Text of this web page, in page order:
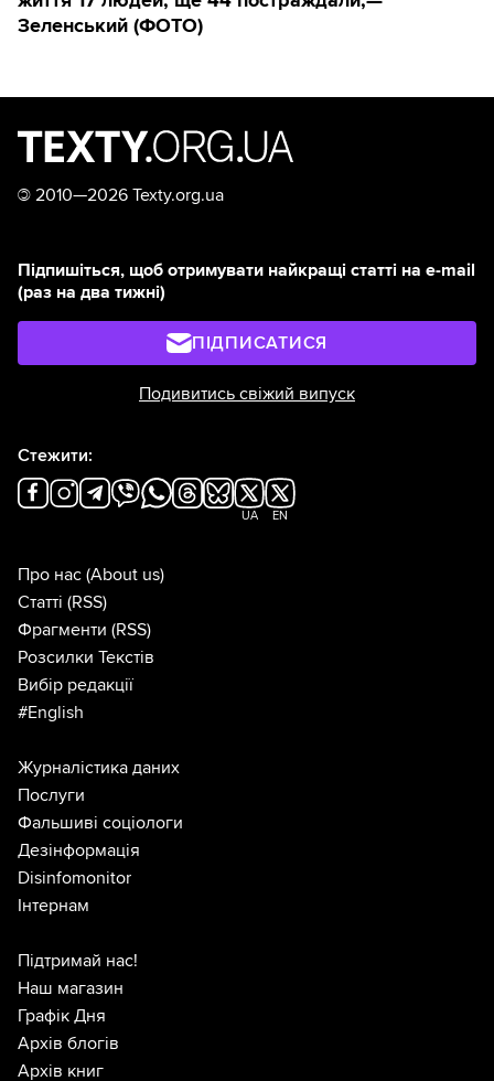
Зеленський (ФОТО)
© 2010—2026 Texty.org.ua
Підпишіться, щоб отримувати найкращі статті на e-mail
(раз на два тижні)
ПІДПИСАТИСЯ
Подивитись свіжий випуск
Стежити:
UA EN
Про нас (About us)
Статті (RSS)
Фрагменти (RSS)
Розсилки Текстів
Вибір редакції
#English
Журналістика даних
Послуги
Фальшиві соціологи
Дезінформація
Disinfomonitor
Інтернам
Підтримай нас!
Наш магазин
Графік Дня
Архів блогів
Архів книг